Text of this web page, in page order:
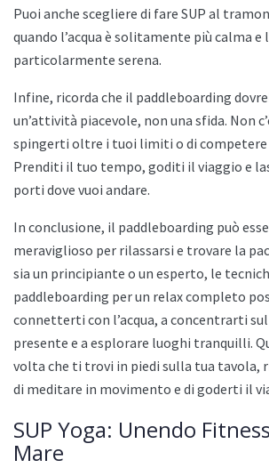
Puoi anche scegliere di fare SUP al
quando l’acqua è solitamente più calma e
particolarmente serena.
Infine, ricorda che il paddleboarding
un’attività piacevole, non una sfida. Non
spingerti oltre i tuoi limiti o di
Prenditi il tuo tempo, goditi il viaggio e
porti dove vuoi andare.
In conclusione, il paddleboarding può
meraviglioso per rilassarsi e trovare la
sia un principiante o un esperto, le
paddleboarding per un relax completo
connetterti con l’acqua, a concentrarti
presente e a esplorare luoghi tranquilli.
volta che ti trovi in piedi sulla tua tavola,
di meditare in movimento e di goderti il
SUP Yoga: Unendo
Mare